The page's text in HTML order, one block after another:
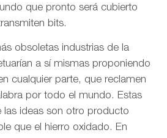
que pronto será cubierto
bits.
obsoletas industrias de la
a sí mismas proponiendo
cualquier parte, que reclamen
por todo el mundo. Estas
las ideas son otro producto
que el hierro oxidado. En